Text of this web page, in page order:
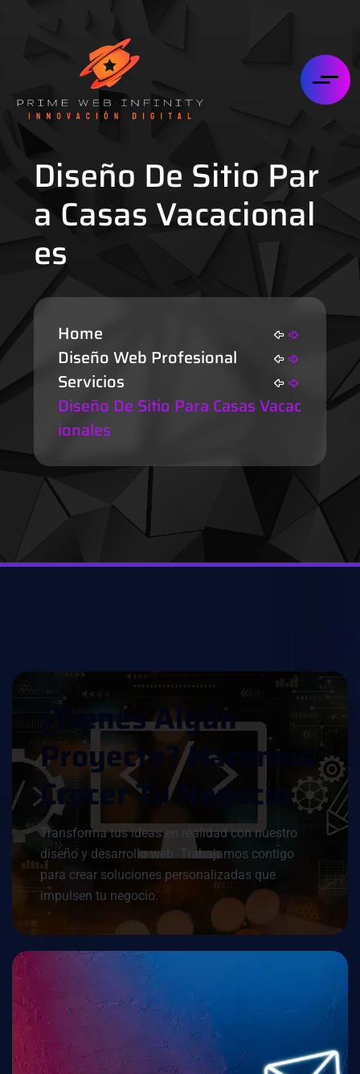
Diseño De Sitio Par
A Casas Vacacional
Es
Home
Diseño Web Profesional
Servicios
Diseño De Sitio Para Casas Vacac
Ionales
¿ ENESALGÚN
PROYECT O?H AC M
CR E C ERT UN EGO CI
Transforma tus ideas en realidad con nuestro
diseño y desarrollo web. Trabajamos contigo
para crear soluciones personalizadas que
impulsen tu negocio.